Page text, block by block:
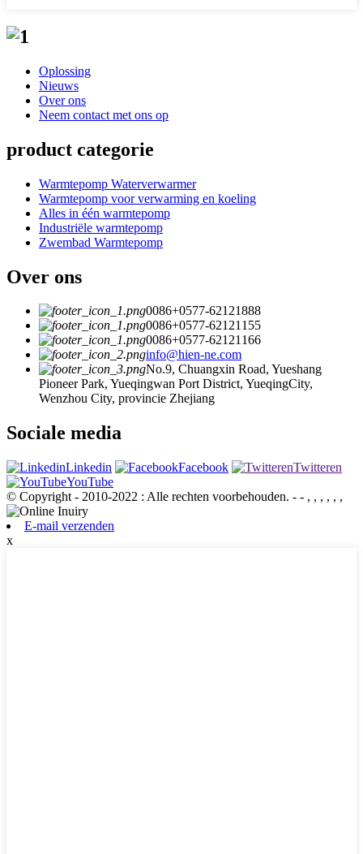
Oplossing
Nieuws
Over ons
Neem contact met ons op
product categorie
Warmtepomp Waterverwarmer
Warmtepomp voor verwarming en koeling
Alles in één warmtepomp
Industriële warmtepomp
Zwembad Warmtepomp
Over ons
0086+0577-62121888
0086+0577-62121155
0086+0577-62121166
info@hien-ne.com
No.9, Chuangxin Road, Yueshang
Pioneer Park, Yueqingwan Port District, YueqingCity,
Wenzhou City, provincie Zhejiang
Sociale media
Linkedin Facebook
Twitteren
YouTube
© Copyright - 2010-2022 : Alle rechten voorbehouden. - - , , , , , ,
E-mail verzenden
x